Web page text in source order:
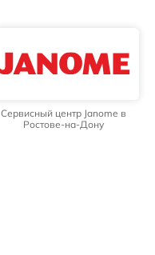
Сервисный центр Janome в
Ростове-на-Дону